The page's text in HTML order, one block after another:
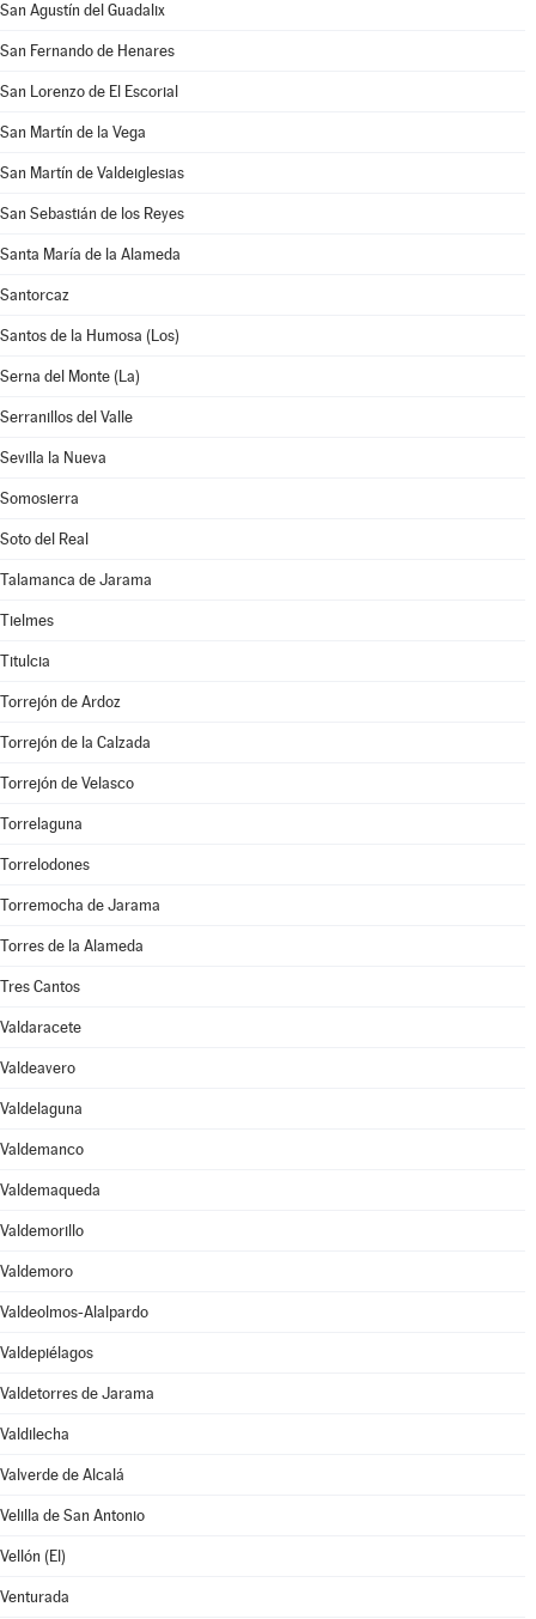
San Agustín del Guadalix
San Fernando de Henares
San Lorenzo de El Escorial
San Martín de la Vega
San Martín de Valdeiglesias
San Sebastián de los Reyes
Santa María de la Alameda
Santorcaz
Santos de la Humosa (Los)
Serna del Monte (La)
Serranillos del Valle
Sevilla la Nueva
Somosierra
Soto del Real
Talamanca de Jarama
Tielmes
Titulcia
Torrejón de Ardoz
Torrejón de la Calzada
Torrejón de Velasco
Torrelaguna
Torrelodones
Torremocha de Jarama
Torres de la Alameda
Tres Cantos
Valdaracete
Valdeavero
Valdelaguna
Valdemanco
Valdemaqueda
Valdemorillo
Valdemoro
Valdeolmos-Alalpardo
Valdepiélagos
Valdetorres de Jarama
Valdilecha
Valverde de Alcalá
Velilla de San Antonio
Vellón (El)
Venturada